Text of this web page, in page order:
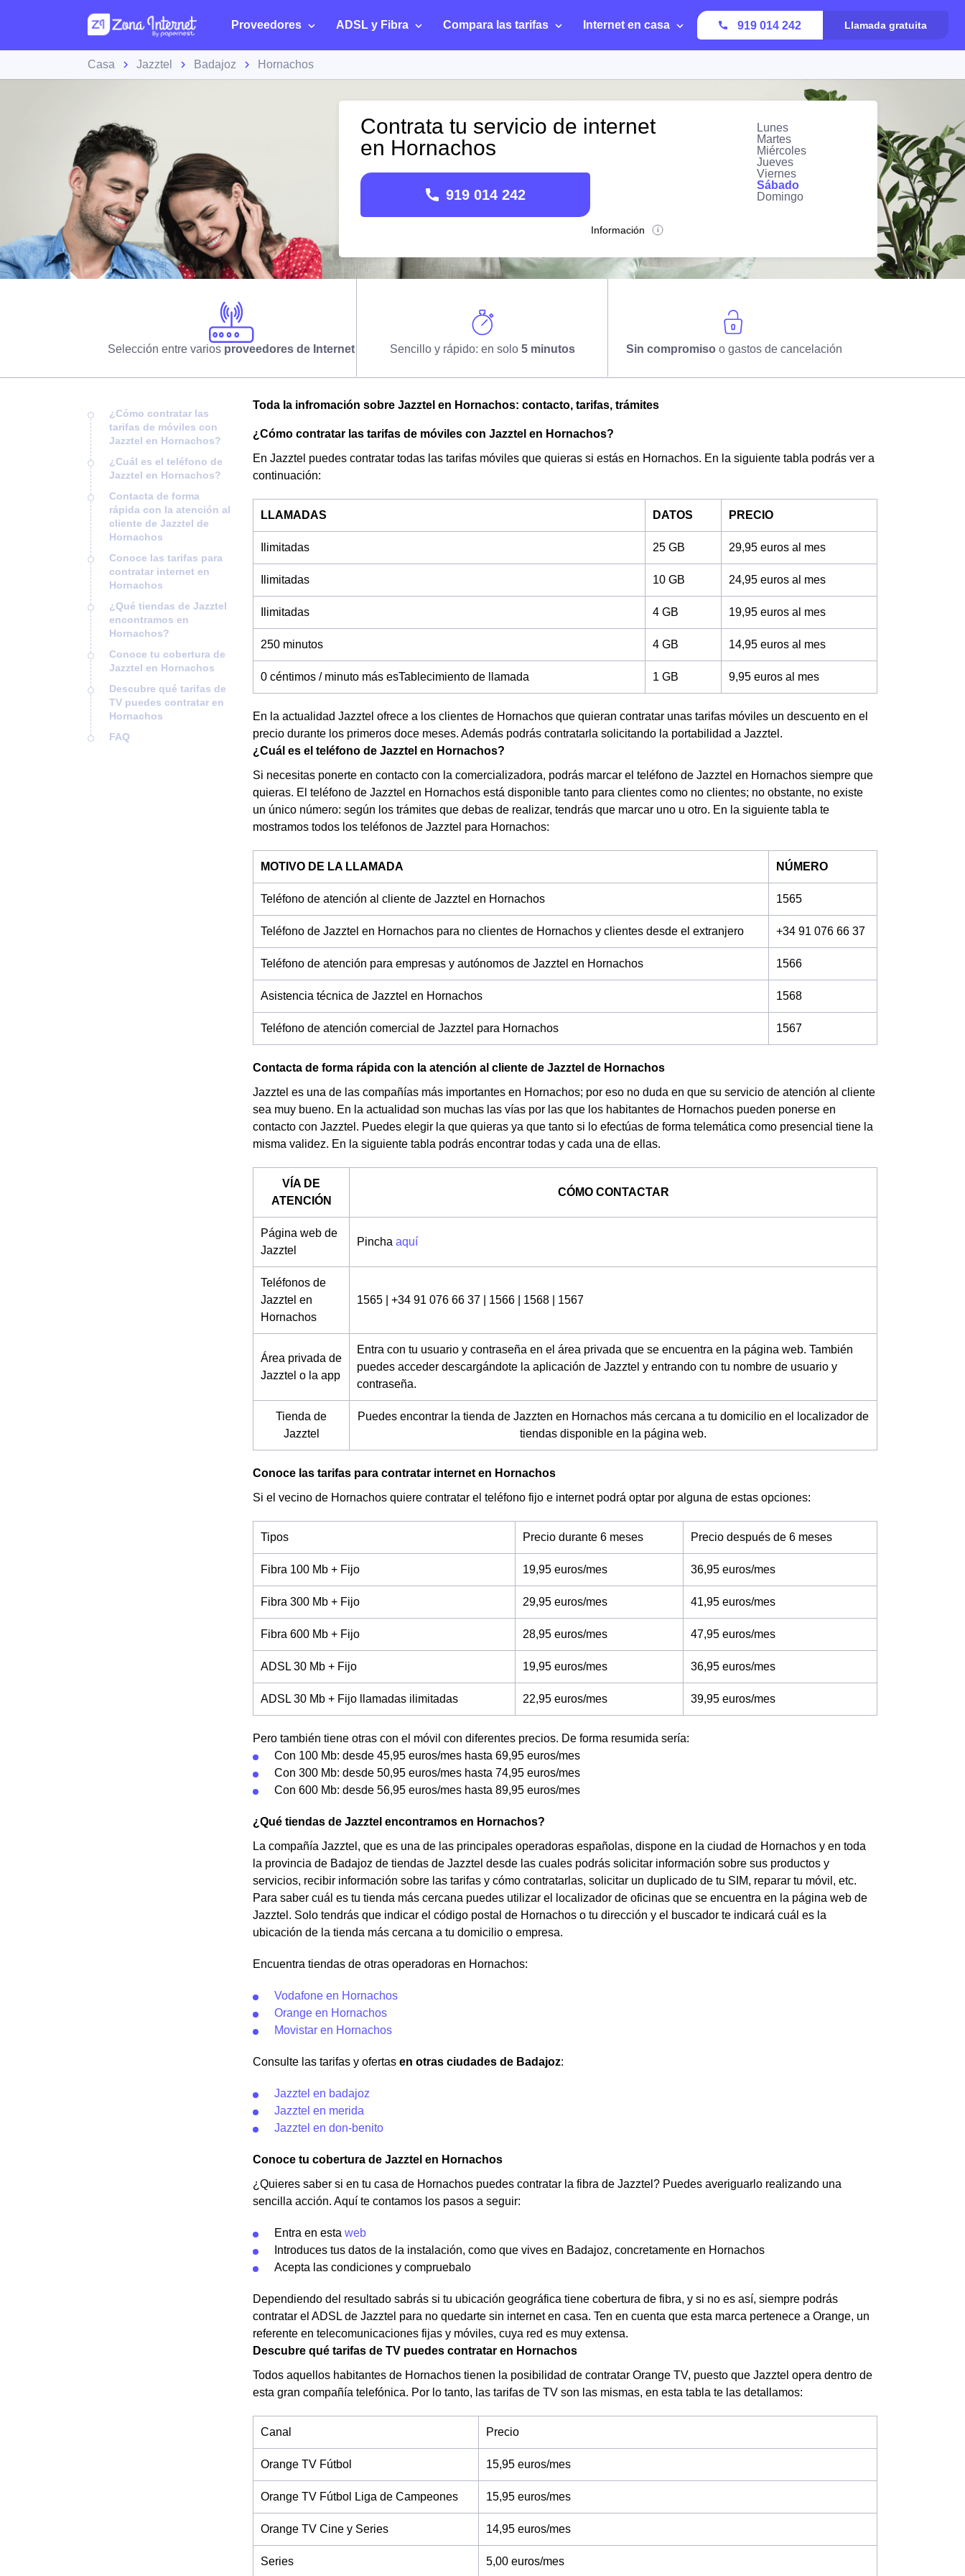
Proveedores ADSL y Fibra Compara las tarifas Internet en casa 919 014 242 Llamada gratuita
Casa Jazztel Badajoz Hornachos
Contrata tu servicio de internet
en Hornachos
919 014 242
Información
Lunes
Martes
Miércoles
Jueves
Viernes
Sábado
Domingo
Selección entre varios proveedores de Internet Sencillo y rápido: en solo 5 minutos Sin compromiso o gastos de cancelación
¿Cómo contratar las
tarifas de móviles con
Jazztel en Hornachos?
¿Cuál es el teléfono de
Jazztel en Hornachos?
Contacta de forma
rápida con la atención al
cliente de Jazztel de
Hornachos
Conoce las tarifas para
contratar internet en
Hornachos
¿Qué tiendas de Jazztel
encontramos en
Hornachos?
Conoce tu cobertura de
Jazztel en Hornachos
Descubre qué tarifas de
TV puedes contratar en
Hornachos
FAQ
Toda la infromación sobre Jazztel en Hornachos: contacto, tarifas, trámites
¿Cómo contratar las tarifas de móviles con Jazztel en Hornachos?
En Jazztel puedes contratar todas las tarifas móviles que quieras si estás en Hornachos. En la siguiente tabla podrás ver a
continuación:
LLAMADAS DATOS PRECIO
Ilimitadas 25 GB 29,95 euros al mes
Ilimitadas 10 GB 24,95 euros al mes
Ilimitadas 4 GB 19,95 euros al mes
250 minutos 4 GB 14,95 euros al mes
0 céntimos / minuto más esTablecimiento de llamada 1 GB 9,95 euros al mes
En la actualidad Jazztel ofrece a los clientes de Hornachos que quieran contratar unas tarifas móviles un descuento en el
precio durante los primeros doce meses. Además podrás contratarla solicitando la portabilidad a Jazztel.
¿Cuál es el teléfono de Jazztel en Hornachos?
Si necesitas ponerte en contacto con la comercializadora, podrás marcar el teléfono de Jazztel en Hornachos siempre que
quieras. El teléfono de Jazztel en Hornachos está disponible tanto para clientes como no clientes; no obstante, no existe
un único número: según los trámites que debas de realizar, tendrás que marcar uno u otro. En la siguiente tabla te
mostramos todos los teléfonos de Jazztel para Hornachos:
MOTIVO DE LA LLAMADA NÚMERO
Teléfono de atención al cliente de Jazztel en Hornachos 1565
Teléfono de Jazztel en Hornachos para no clientes de Hornachos y clientes desde el extranjero +34 91 076 66 37
Teléfono de atención para empresas y autónomos de Jazztel en Hornachos 1566
Asistencia técnica de Jazztel en Hornachos 1568
Teléfono de atención comercial de Jazztel para Hornachos 1567
Contacta de forma rápida con la atención al cliente de Jazztel de Hornachos
Jazztel es una de las compañías más importantes en Hornachos; por eso no duda en que su servicio de atención al cliente
sea muy bueno. En la actualidad son muchas las vías por las que los habitantes de Hornachos pueden ponerse en
contacto con Jazztel. Puedes elegir la que quieras ya que tanto si lo efectúas de forma telemática como presencial tiene la
misma validez. En la siguiente tabla podrás encontrar todas y cada una de ellas.
VÍA DE
ATENCIÓN
CÓMO CONTACTAR
Página web de
Jazztel
Pincha aquí
Teléfonos de
Jazztel en
Hornachos
1565 | +34 91 076 66 37 | 1566 | 1568 | 1567
Área privada de
Jazztel o la app
Entra con tu usuario y contraseña en el área privada que se encuentra en la página web. También
puedes acceder descargándote la aplicación de Jazztel y entrando con tu nombre de usuario y
contraseña.
Tienda de
Jazztel
Puedes encontrar la tienda de Jazzten en Hornachos más cercana a tu domicilio en el localizador de
tiendas disponible en la página web.
Conoce las tarifas para contratar internet en Hornachos
Si el vecino de Hornachos quiere contratar el teléfono fijo e internet podrá optar por alguna de estas opciones:
Tipos Precio durante 6 meses Precio después de 6 meses
Fibra 100 Mb + Fijo 19,95 euros/mes 36,95 euros/mes
Fibra 300 Mb + Fijo 29,95 euros/mes 41,95 euros/mes
Fibra 600 Mb + Fijo 28,95 euros/mes 47,95 euros/mes
ADSL 30 Mb + Fijo 19,95 euros/mes 36,95 euros/mes
ADSL 30 Mb + Fijo llamadas ilimitadas 22,95 euros/mes 39,95 euros/mes
Pero también tiene otras con el móvil con diferentes precios. De forma resumida sería:
Con 100 Mb: desde 45,95 euros/mes hasta 69,95 euros/mes
Con 300 Mb: desde 50,95 euros/mes hasta 74,95 euros/mes
Con 600 Mb: desde 56,95 euros/mes hasta 89,95 euros/mes
¿Qué tiendas de Jazztel encontramos en Hornachos?
La compañía Jazztel, que es una de las principales operadoras españolas, dispone en la ciudad de Hornachos y en toda
la provincia de Badajoz de tiendas de Jazztel desde las cuales podrás solicitar información sobre sus productos y
servicios, recibir información sobre las tarifas y cómo contratarlas, solicitar un duplicado de tu SIM, reparar tu móvil, etc.
Para saber cuál es tu tienda más cercana puedes utilizar el localizador de oficinas que se encuentra en la página web de
Jazztel. Solo tendrás que indicar el código postal de Hornachos o tu dirección y el buscador te indicará cuál es la
ubicación de la tienda más cercana a tu domicilio o empresa.
Encuentra tiendas de otras operadoras en Hornachos:
Vodafone en Hornachos
Orange en Hornachos
Movistar en Hornachos
Consulte las tarifas y ofertas en otras ciudades de Badajoz:
Jazztel en badajoz
Jazztel en merida
Jazztel en don-benito
Conoce tu cobertura de Jazztel en Hornachos
¿Quieres saber si en tu casa de Hornachos puedes contratar la fibra de Jazztel? Puedes averiguarlo realizando una
sencilla acción. Aquí te contamos los pasos a seguir:
Entra en esta web
Introduces tus datos de la instalación, como que vives en Badajoz, concretamente en Hornachos
Acepta las condiciones y compruebalo
Dependiendo del resultado sabrás si tu ubicación geográfica tiene cobertura de fibra, y si no es así, siempre podrás
contratar el ADSL de Jazztel para no quedarte sin internet en casa. Ten en cuenta que esta marca pertenece a Orange, un
referente en telecomunicaciones fijas y móviles, cuya red es muy extensa.
Descubre qué tarifas de TV puedes contratar en Hornachos
Todos aquellos habitantes de Hornachos tienen la posibilidad de contratar Orange TV, puesto que Jazztel opera dentro de
esta gran compañía telefónica. Por lo tanto, las tarifas de TV son las mismas, en esta tabla te las detallamos:
Canal Precio
Orange TV Fútbol 15,95 euros/mes
Orange TV Fútbol Liga de Campeones 15,95 euros/mes
Orange TV Cine y Series 14,95 euros/mes
Series 5,00 euros/mes